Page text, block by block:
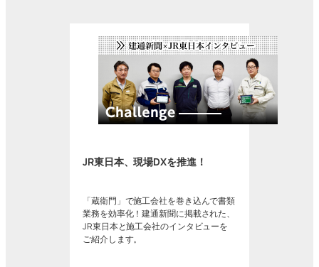
JR東日本、現場DXを推進！
「蔵衛門」で施工会社を巻き込んで書類
業務を効率化！建通新聞に掲載された、
JR東日本と施工会社のインタビューを
ご紹介します。